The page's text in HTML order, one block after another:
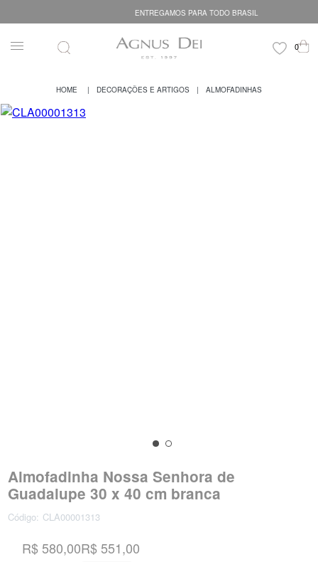
ENTREGAMOS PARA TODO BRASIL
DECORAÇÕES E ARTIGOS ALMOFADINHAS
Almofadinha Nossa Senhora de
Guadalupe 30 x 40 cm branca
Código: CLA00001313
R$ 580,00R$ 551,00